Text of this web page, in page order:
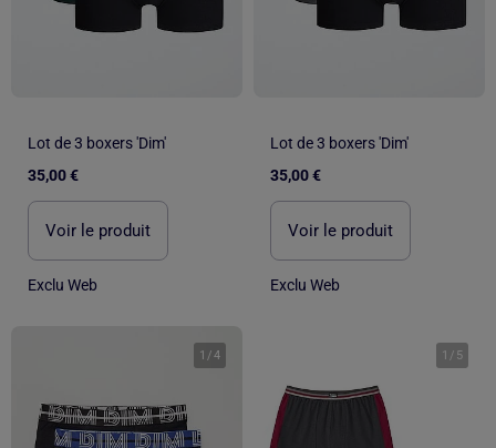
Lot de 3 boxers 'Dim'
35,00 €
Voir le produit
Exclu Web
Lot de 3 boxers 'Dim'
35,00 €
Voir le produit
Exclu Web
1 /4 1 / 5